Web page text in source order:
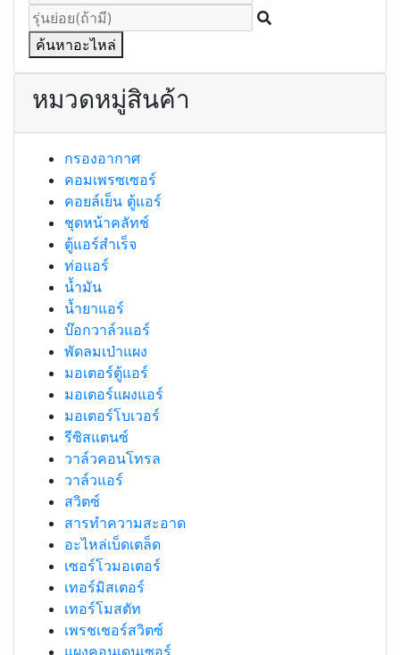
ค้นหาอะไหล่
หมวดหมู่สินค้า
กรองอากาศ
คอมเพรซเซอร์
คอยล์เย็น ตู้แอร์
ชุดหน้าคลัทช์
ตู้แอร์สำเร็จ
ท่อแอร์
น้ำมัน
น้ำยาแอร์
บ๊อกวาล์วแอร์
พัดลมเป่าแผง
มอเตอร์ตู้แอร์
มอเตอร์แผงแอร์
มอเตอร์โบเวอร์
รีซิสแตนซ์
วาล์วคอนโทรล
วาล์วแอร์
สวิตซ์
สารทำความสะอาด
อะไหล่เบ็ดเตล็ด
เซอร์โวมอเตอร์
เทอร์มิสเตอร์
เทอร์โมสตัท
เพรชเชอร์สวิตซ์
แผงคอนเดนเซอร์